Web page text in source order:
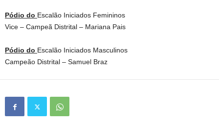
Pódio do Escalão Iniciados Femininos
Vice – Campeã Distrital – Mariana Pais
Pódio do Escalão Iniciados Masculinos
Campeão Distrital – Samuel Braz